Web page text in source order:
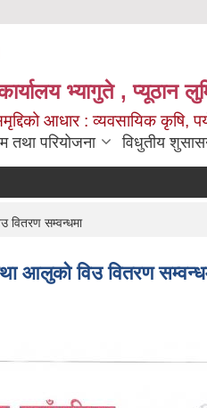
भ्यागुते , प्यूठान
आधार : व्यवसायिक कृषि,
तथा परियोजना विधुतीय
वितरण सम्वन्धमा
आलुको विउ वितरण